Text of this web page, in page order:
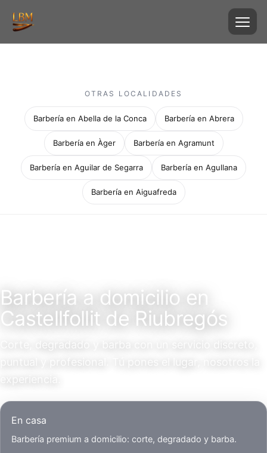
OTRAS LOCALIDADES
Barbería en Abella de la Conca Barbería en Abrera
Barbería en Àger Barbería en Agramunt
Barbería en Aguilar de Segarra Barbería en Agullana
Barbería en Aiguafreda
Barbería a domicilio en
Castellfollit de Riubregós
Corte, degradado y barba con un servicio discreto,
puntual y profesional. Tú pones el lugar, nosotros la
En casa
Barbería premium a domicilio: corte, degradado y barba.